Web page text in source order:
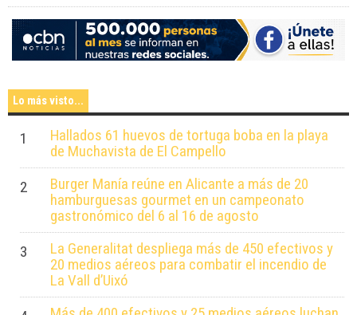
Lo más visto...
1
Hallados 61 huevos de tortuga boba en la playa
de Muchavista de El Campello
2
Burger Manía reúne en Alicante a más de 20
hamburguesas gourmet en un campeonato
gastronómico del 6 al 16 de agosto
3
La Generalitat despliega más de 450 efectivos y
20 medios aéreos para combatir el incendio de
La Vall d’Uixó